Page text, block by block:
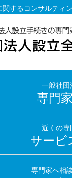
するコンサルティ
一般社団
専門
近くの専
サービ
専門家へ相